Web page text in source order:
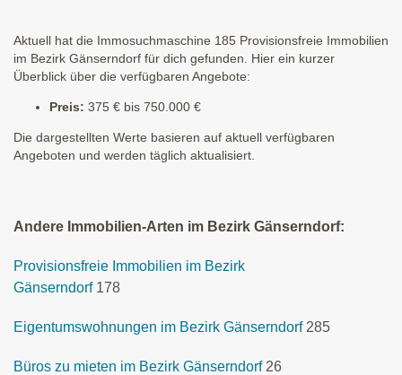
Aktuell hat die Immosuchmaschine 185 Provisionsfreie Immobilien
im Bezirk Gänserndorf für dich gefunden. Hier ein kurzer
Überblick über die verfügbaren Angebote:
Preis: 375 € bis 750.000 €
Die dargestellten Werte basieren auf aktuell verfügbaren
Angeboten und werden täglich aktualisiert.
Andere Immobilien-Arten im Bezirk Gänserndorf:
Provisionsfreie Immobilien im Bezirk
Gänserndorf 178
Eigentumswohnungen im Bezirk Gänserndorf 285
Büros zu mieten im Bezirk Gänserndorf 26